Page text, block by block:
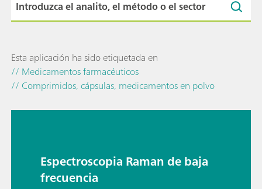
Esta aplicación ha sido etiquetada en
// Medicamentos farmacéuticos
// Comprimidos, cápsulas, medicamentos en polvo
Espectroscopia Raman de baja
frecuencia